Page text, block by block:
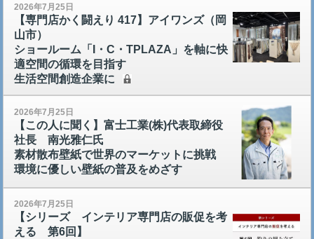
2026年7月25日
【専門店かく闘えり 417】アイワンズ（岡
山市）
ショールーム「I・C・TPLAZA」を軸に快
適空間の循環を目指す
生活空間創造企業に
2026年7月25日
【この人に聞く】富士工業(株)代表取締役
社長 南光雅仁氏
素材散布壁紙で世界のマーケットに挑戦
環境に優しい壁紙の普及をめざす
2026年7月25日
【シリーズ インテリア専門店の販促を考
える 第6回】